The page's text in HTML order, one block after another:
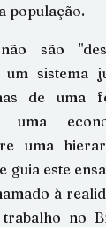
população.
são
sistema
de uma
uma
guia este
à
no